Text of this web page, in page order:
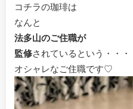
コチラの珈琲は
なんと
法多山のご住職が
監修されているという・・・
オシャレなご住職です♡